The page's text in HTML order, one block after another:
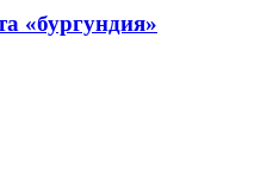
«бургундия»